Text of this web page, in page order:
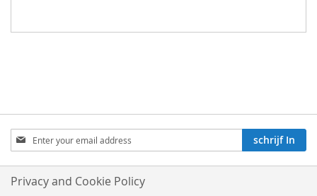
Aboneren
op
onze
nieuwsbrief:
schrijf In
Privacy and Cookie Policy